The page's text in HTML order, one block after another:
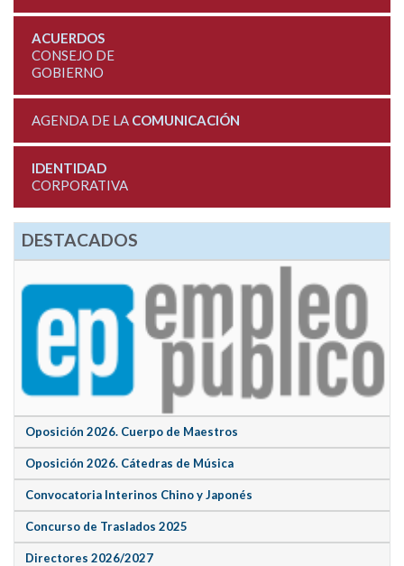
ACUERDOS
CONSEJO DE
GOBIERNO
AGENDA DE LA COMUNICACIÓN
IDENTIDAD
CORPORATIVA
DESTACADOS
Oposición 2026. Cuerpo de Maestros
Oposición 2026. Cátedras de Música
Convocatoria Interinos Chino y Japonés
Concurso de Traslados 2025
Directores 2026/2027